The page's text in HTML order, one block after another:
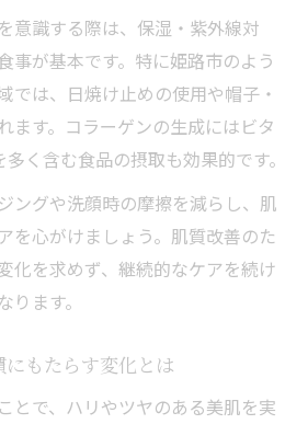
活用で肌質改善の実力を引き出
むコラーゲンと肌質改善の方
意識する際は、保湿・紫外線対
事が基本です。特に姫路市のよう
では、日焼け止めの使用や帽子・
ます。コラーゲンの生成にはビタ
く含む食品の摂取も効果的です。
ングや洗顔時の摩擦を減らし、肌
を心がけましょう。肌質改善のた
化を求めず、継続的なケアを続け
ます。
もたらす変化とは
とで、ハリやツヤのある美肌を実